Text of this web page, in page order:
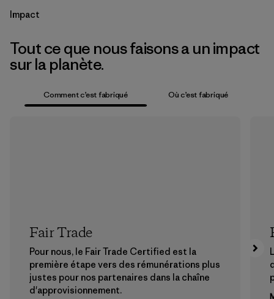
Impact
Tout ce que nous faisons a un impact
sur la planète.
Comment c’est fabriqué Où c’est fabriqué
Fair Trade
Pour nous, le Fair Trade Certified est la
première étape vers des rémunérations plus
justes pour nos partenaires dans la chaîne
d'approvisionnement.